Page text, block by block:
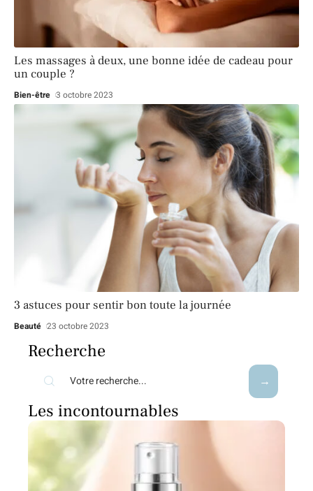
Les massages à deux, une bonne idée de cadeau pour
un couple ?
Bien-être 3 octobre 2023
3 astuces pour sentir bon toute la journée
Beauté 23 octobre 2023
Recherche
Les incontournables